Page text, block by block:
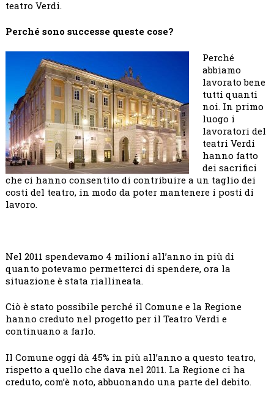
teatro Verdi.
Perché sono successe queste cose?
Perché
abbiamo
lavorato bene
tutti quanti
noi. In primo
luogo i
lavoratori del
teatri Verdi
hanno fatto
dei sacrifici
che ci hanno consentito di contribuire a un taglio dei
costi del teatro, in modo da poter mantenere i posti di
lavoro.
Nel 2011 spendevamo 4 milioni all’anno in più di
quanto potevamo permetterci di spendere, ora la
situazione è stata riallineata.
Ciò è stato possibile perché il Comune e la Regione
hanno creduto nel progetto per il Teatro Verdi e
continuano a farlo.
Il Comune oggi dà 45% in più all’anno a questo teatro,
rispetto a quello che dava nel 2011. La Regione ci ha
creduto, com’è noto, abbuonando una parte del debito.